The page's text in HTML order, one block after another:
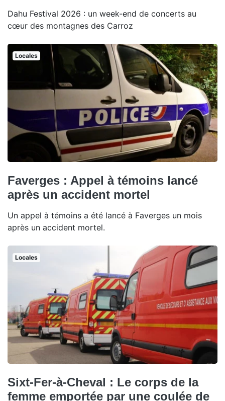
Dahu Festival 2026 : un week-end de concerts au
cœur des montagnes des Carroz
Locales
Faverges : Appel à témoins lancé
après un accident mortel
Un appel à témoins a été lancé à Faverges un mois
après un accident mortel.
Locales
Sixt-Fer-à-Cheval : Le corps de la
femme emportée par une coulée de